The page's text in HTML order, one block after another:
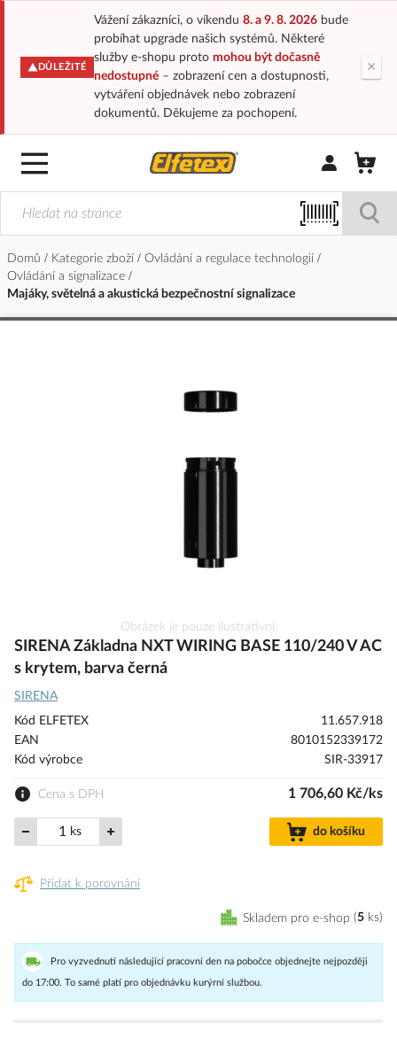
DŮLEŽITÉ
Vážení zákazníci, o víkendu 8. a 9. 8. 2026bude
probíhat upgrade našich systémů. Některé
služby e-shopu proto mohou být dočasně
nedostupné– zobrazení cen a dostupnosti,
vytváření objednávek nebo zobrazení
dokumentů. Děkujeme za pochopení.
×
Přihlásit/
Domů Kategorie zboží
Ovládání a regulace technologií
Ovládání a signalizace
Majáky, světelná a akustická bezpečnostní signalizace
na
začátek
galerie
s
obrázky
Obrázek je pouze ilustrativní.
SIRENA Základna NXT WIRING BASE 110/240 V AC
s krytem, barva černá
SIRENA
Kód ELFETEX
11.657.918
EAN
8010152339172
Kód výrobce
SIR-33917
Cena s DPH 1 706,60 Kč/ks
ks do košíku
Přidat k porovnání
Skladem pro e-shop 5 ks
Pro vyzvednutí následující pracovní den na pobočce objednejte nejpozději
do 17:00. To samé platí pro objednávku kurýrní službou.